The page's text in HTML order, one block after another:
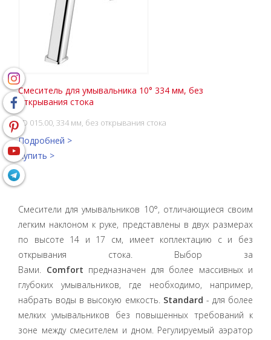
Смеситель для умывальника 10° 334 мм, без
открывания стока
TD 015.00, 334 мм, без открывания стока
Подробней >
Купить >
Смесители для умывальников 10°, отличающиеся своим
легким наклоном к руке, представлены в двух размерах
по высоте 14 и 17 см, имеет коплектацию с и без
открывания стока. Выбор за
Вами. Comfort предназначен для более массивных и
глубоких умывальников, где необходимо, например,
набрать воды в высокую емкость. Standard - для более
мелких умывальников без повышенных требований к
зоне между смесителем и дном. Регулируемый аэратор